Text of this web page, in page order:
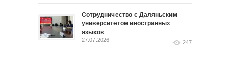
Сотрудничество с Даляньским
университетом иностранных
языков
27.07.2026 247